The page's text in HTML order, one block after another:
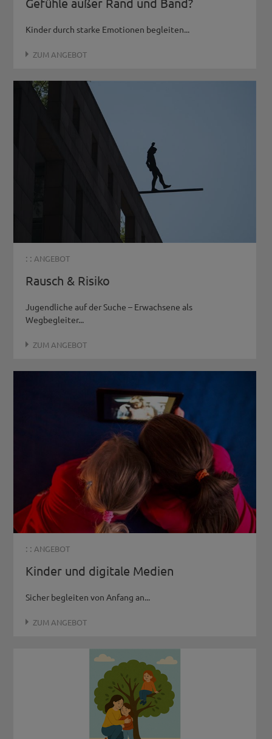
Kinder durch starke Emotionen begleiten...
ZUM ANGEBOT
: : ANGEBOT
Rausch & Risiko
Jugendliche auf der Suche – Erwachsene als
Wegbegleiter...
ZUM ANGEBOT
: : ANGEBOT
Kinder und digitale Medien
Sicher begleiten von Anfang an...
ZUM ANGEBOT